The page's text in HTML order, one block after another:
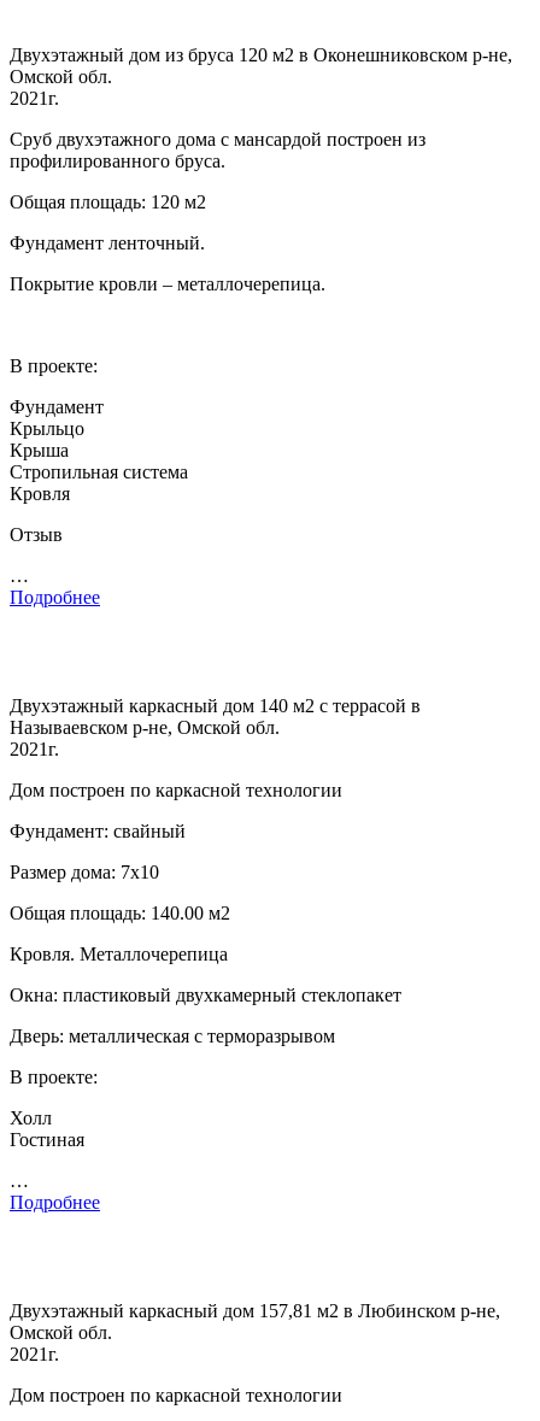
Двухэтажный дом из бруса 120 м2 в Оконешниковском р-не,
Омской обл.
2021г.
Сруб двухэтажного дома с мансардой построен из
профилированного бруса.
Общая площадь: 120 м2
Фундамент ленточный.
Покрытие кровли – металлочерепица.
В проекте:
Фундамент
Крыльцо
Крыша
Стропильная система
Кровля
Отзыв
…
Подробнее
Двухэтажный каркасный дом 140 м2 с террасой в
Называевском р-не, Омской обл.
2021г.
Дом построен по каркасной технологии
Фундамент: свайный
Размер дома: 7х10
Общая площадь: 140.00 м2
Кровля. Металлочерепица
Окна: пластиковый двухкамерный стеклопакет
Дверь: металлическая с терморазрывом
В проекте:
Холл
Гостиная
…
Подробнее
Двухэтажный каркасный дом 157,81 м2 в Любинском р-не,
Омской обл.
2021г.
Дом построен по каркасной технологии